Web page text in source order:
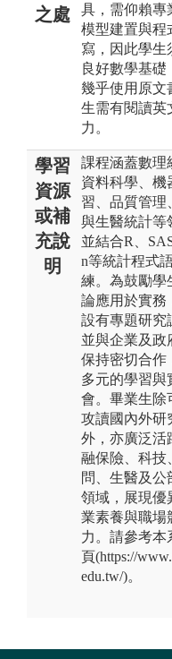
之處
具，需仰賴專
模型建置與程
寫，因此學生
良好數學基礎
幾乎使用原文
生需有閱讀英
力。
學習
資源
或補
充說
明
課程涵蓋數理
資料科學、機
習、品質管理
與生醫統計等
並結合R、
n等統計程式
練。為鼓勵學
論應用於實務
設有專題研究
並與企業及政
保持密切合作
多元的學習與
會。畢業生除
攻讀國內外研
外，亦廣泛活
融保險、科技
問、生醫及公
領域，展現優
業素養與職場
力。請參考本
頁(https://
edu.tw/)。